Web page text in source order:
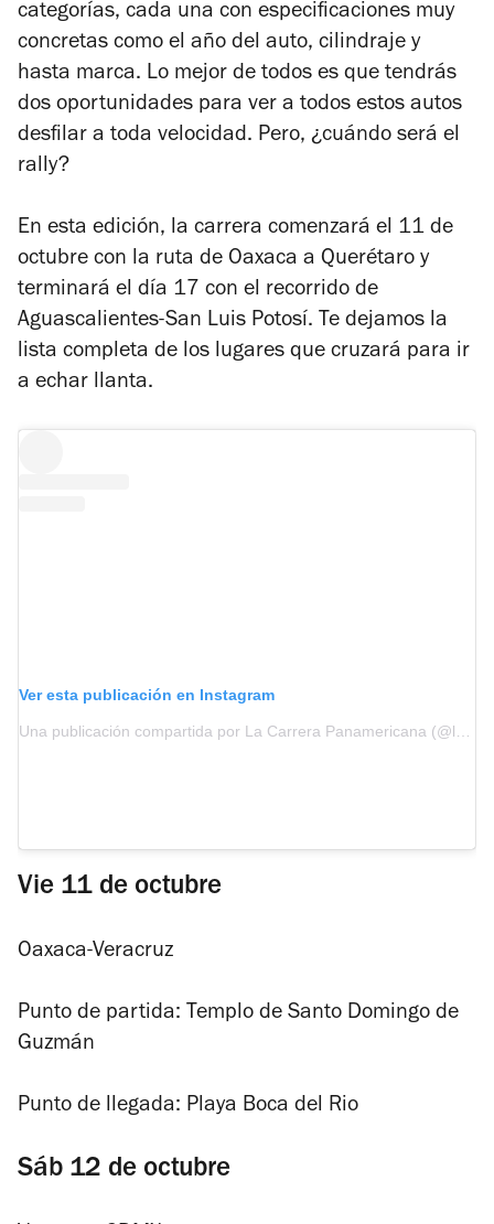
categorías, cada una con especificaciones muy
concretas como el año del auto, cilindraje y
hasta marca. Lo mejor de todos es que tendrás
dos oportunidades para ver a todos estos autos
desfilar a toda velocidad. Pero, ¿cuándo será el
rally?
En esta edición, la carrera comenzará el 11 de
octubre con la ruta de Oaxaca a Querétaro y
terminará el día 17 con el recorrido de
Aguascalientes-San Luis Potosí. Te dejamos la
lista completa de los lugares que cruzará para ir
a echar llanta.
Ver esta publicación en Instagram
Vie 11 de octubre
Oaxaca-Veracruz
Punto de partida: Templo de Santo Domingo de
Guzmán
Punto de llegada: Playa Boca del Rio
Sáb 12 de octubre